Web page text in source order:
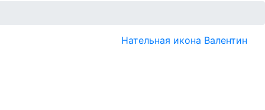
Нательная икона Валентин